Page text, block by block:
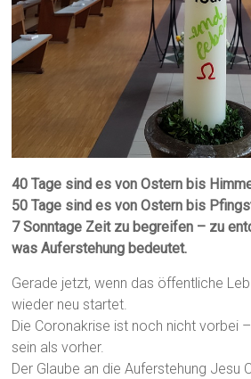
40 Tage sind es von Ostern bis
50 Tage sind es von Ostern bis
7 Sonntage Zeit zu begreifen – zu
was Auferstehung bedeutet.
Gerade jetzt, wenn das öffentliche
wieder neu startet.
Die Coronakrise ist noch nicht vorbei
sein als vorher.
Der Glaube an die Auferstehung Jesu